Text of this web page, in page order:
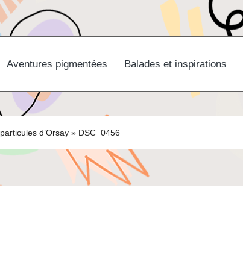
Aventures pigmentées Balades et inspirations
d’Orsay » DSC_0456